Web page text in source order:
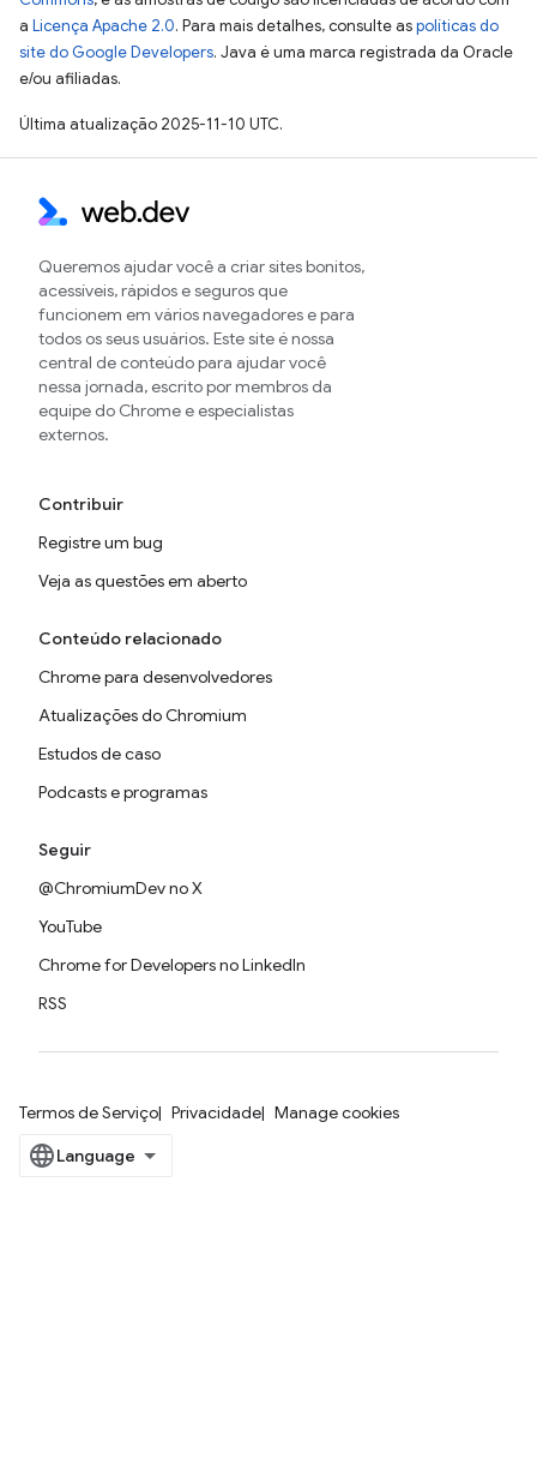
a Licença Apache 2.0. Para mais detalhes, consulte aspolíticas do
site do Google Developers. Java é uma marca registrada da Oracle
e/ou afiliadas.
Última atualização 2025-11-10 UTC.
Queremos ajudar você a criar sites bonitos,
acessíveis, rápidos e seguros que
funcionem em vários navegadores e para
todos os seus usuários. Este site é nossa
central de conteúdo para ajudar você
nessa jornada, escrito por membros da
equipe do Chrome e especialistas
externos.
Contribuir
Registre um bug
Veja as questões em aberto
Conteúdo relacionado
Chrome para desenvolvedores
Atualizações do Chromium
Estudos de caso
Podcasts e programas
Seguir
@ChromiumDev no X
YouTube
Chrome for Developers no LinkedIn
RSS
Termos de Serviço Privacidade Manage cookies